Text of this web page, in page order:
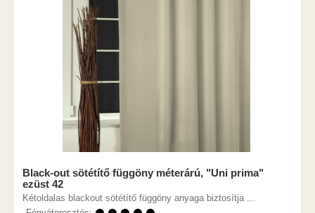
Black-out sötétítő függöny méterárú, "Uni prima"
ezüst 42
Kétoldalas blackout sötétítő függöny anyaga biztosítja ...